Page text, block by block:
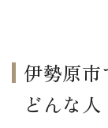
伊勢原市
どんな人